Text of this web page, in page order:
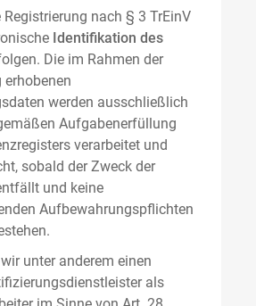
Registrierung nach § 3 TrEinV
Identifikation des
Die im Rahmen der
werden ausschließlich
Aufgabenerfüllung
verarbeitet und
sobald der Zweck der
und keine
Aufbewahrungspflichten
unter anderem einen
als